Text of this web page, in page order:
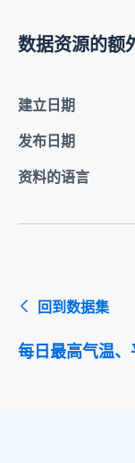
数据资源的额
建立日期
发布日期
资料的语言
回到数据集
每日最高气温